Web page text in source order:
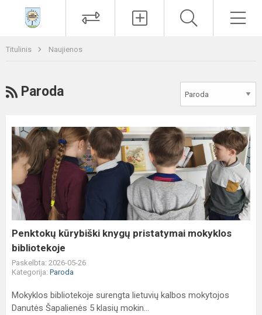
Titulinis Naujienos
RSS
Paroda
Penktokų
kūrybiški
knygų
pristatymai
mokyklos
bibliotekoje
Penktokų kūrybiški knygų pristatymai mokyklos
bibliotekoje
Paskelbta: 2026-05-26
Kategorija: Paroda
Mokyklos bibliotekoje surengta lietuvių kalbos mokytojos
Danutės Šapalienės 5 klasių mokin...